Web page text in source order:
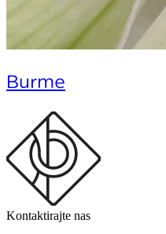
Burme
Kontaktirajte nas